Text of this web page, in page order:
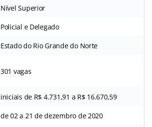
Nível Superior
Policial e Delegado
Estado do Rio Grande do Norte
301 vagas
iniciais de R$ 4.731,91 a R$ 16.670,59
de 02 a 21 de dezembro de 2020